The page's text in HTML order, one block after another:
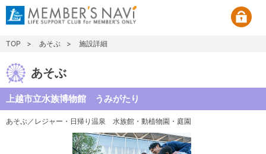
TOP あそぶ 施設詳細
あそぶ
上越市立水族博物館 うみがたり
あそぶ／レジャー・日帰り温泉 水族館・動植物園・庭園